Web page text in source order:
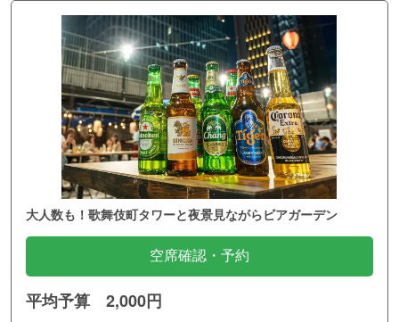
大人数も！歌舞伎町タワーと夜景見ながらビアガーデン
空席確認・予約
平均予算 2,000円